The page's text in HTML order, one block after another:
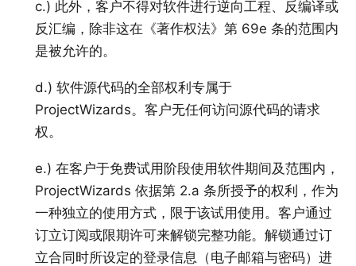
c.) 此外，客户不得对软件进行逆向工程、反编译或
反汇编，除非这在《著作权法》第 69e 条的范围内
是被允许的。
d.) 软件源代码的全部权利专属于
ProjectWizards。客户无任何访问源代码的请求
权。
e.) 在客户于免费试用阶段使用软件期间及范围内，
ProjectWizards 依据第 2.a 条所授予的权利，作为
一种独立的使用方式，限于该试用使用。客户通过
订立订阅或限期许可来解锁完整功能。解锁通过订
立合同时所设定的登录信息（电子邮箱与密码）进